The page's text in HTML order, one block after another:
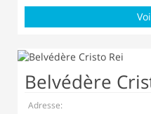
Belvédère
Adresse: